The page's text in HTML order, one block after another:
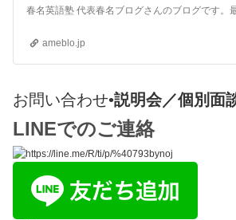
ameblo.jp
お問い合わせ•説明会／個別面
LINEでのご連絡